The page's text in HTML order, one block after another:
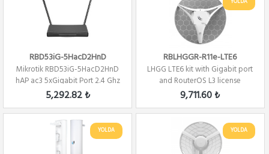
RBD53iG-5HacD2HnD
Mikrotik RBD53iG-5HacD2HnD
hAP ac3 5xGigabit Port 2.4 Ghz
/ 5Ghz R...
5,292.82 ₺
YOLDA
RBLHGGR-R11e-LTE6
LHGG LTE6 kit with Gigabit port
and RouterOS L3 license
9,711.60 ₺
YOLDA YOLDA